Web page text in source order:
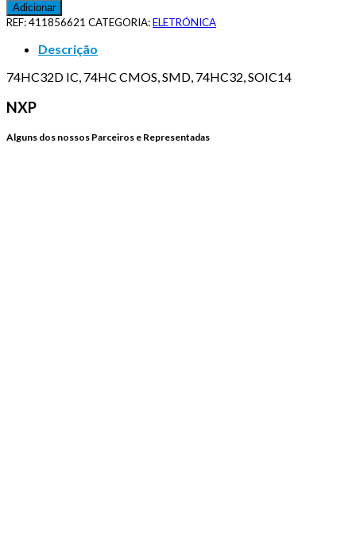
Adicionar
REF:411856621 CATEGORIA:ELETRÓNICA
Descrição
74HC32D IC, 74HC CMOS, SMD, 74HC32, SOIC14
NXP
Alguns dos nossos Parceiros e Representadas